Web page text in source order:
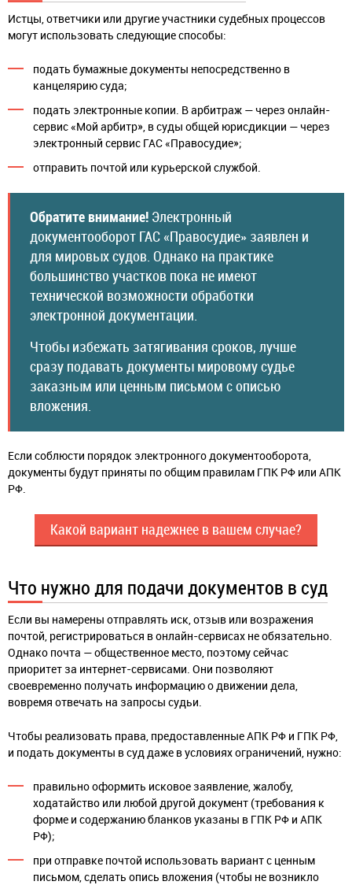
Истцы, ответчики или другие участники судебных процессов
могут использовать следующие способы:
подать бумажные документы непосредственно в
канцелярию суда;
подать электронные копии. В арбитраж — через онлайн-
сервис «Мой арбитр», в суды общей юрисдикции — через
электронный сервис ГАС «Правосудие»;
отправить почтой или курьерской службой.
Обратите внимание! Электронный
документооборот ГАС «Правосудие» заявлен и
для мировых судов. Однако на практике
большинство участков пока не имеют
технической возможности обработки
электронной документации.
Чтобы избежать затягивания сроков, лучше
сразу подавать документы мировому судье
заказным или ценным письмом с описью
вложения.
Если соблюсти порядок электронного документооборота,
документы будут приняты по общим правилам ГПК РФ или АПК
РФ.
Какой вариант надежнее в вашем случае?
Что нужно для подачи документов в суд
Если вы намерены отправлять иск, отзыв или возражения
почтой, регистрироваться в онлайн-сервисах не обязательно.
Однако почта — общественное место, поэтому сейчас
приоритет за интернет-сервисами. Они позволяют
своевременно получать информацию о движении дела,
вовремя отвечать на запросы судьи.
Чтобы реализовать права, предоставленные АПК РФ и ГПК РФ,
и подать документы в суд даже в условиях ограничений, нужно:
правильно оформить исковое заявление, жалобу,
ходатайство или любой другой документ (требования к
форме и содержанию бланков указаны в ГПК РФ и АПК
РФ);
при отправке почтой использовать вариант с ценным
письмом, сделать опись вложения (чтобы не возникло